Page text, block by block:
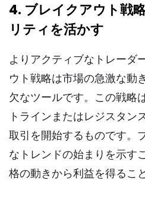
4. ブレイクアウト戦
リティを活かす
よりアクティブなトレーダ
ウト戦略は市場の急激な動
欠なツールです。この戦略
トラインまたはレジスタン
取引を開始するものです。
なトレンドの始まりを示す
格の動きから利益を得るこ